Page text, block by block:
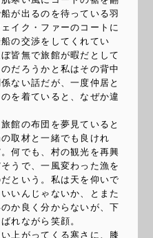
が出るのを待っている羽
イク・ファーのコートに
の交渉をしてくれてい
皆無で旅館が暇だとして
だろうかと私はその背中
ない話だが、一度仲居と
を着ていると、なぜか違
館の布団を夢見ていると
取材と一緒でも良けれ
何でも、村の観光を再興
うで、一風変わった漁を
という。私は天を仰いで
いんじゃないか、とまた
か良く分からないが、下
れながら笑顔。
上がってくる寒さに、膝